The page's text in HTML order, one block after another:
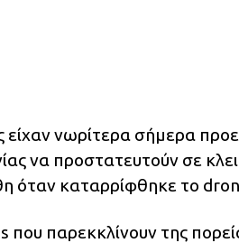
νωρίτερα σήμερα
να προστατευτούν σε
όταν καταρρίφθηκε το
που παρεκκλίνουν της